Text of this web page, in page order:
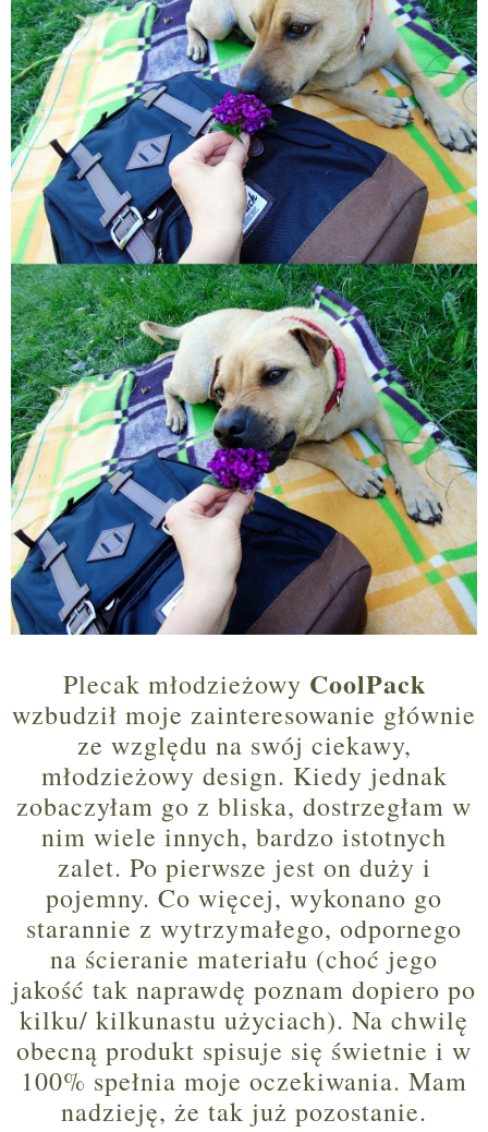
Plecak młodzieżowy CoolPack
wzbudził moje zainteresowanie głównie
ze względu na swój ciekawy,
młodzieżowy design. Kiedy jednak
zobaczyłam go z bliska, dostrzegłam w
nim wiele innych, bardzo istotnych
zalet. Po pierwsze jest on duży i
pojemny. Co więcej, wykonano go
starannie z wytrzymałego, odpornego
na ścieranie materiału (choć jego
jakość tak naprawdę poznam dopiero po
kilku/ kilkunastu użyciach). Na chwilę
obecną produkt spisuje się świetnie i w
100% spełnia moje oczekiwania. Mam
nadzieję, że tak już pozostanie.